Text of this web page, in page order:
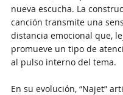
nueva escucha. La
canción transmite una
distancia emocional que,
promueve un tipo de
al pulso interno del tema.
En su evolución, “Najet”